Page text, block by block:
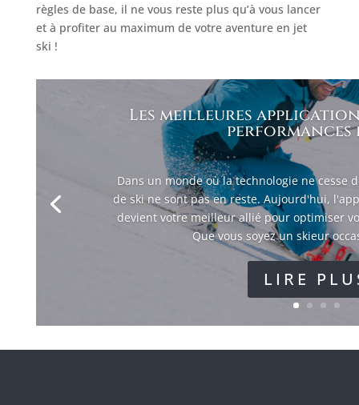
règles de base, il ne vous reste plus qu’à vous lancer
et à profiter au maximum de votre aventure en jet
ski !
Les meilleures
performances
Dans un monde où la technologie ne cesse
de ski ne sont pas en reste. Aujourd'hui,
devient votre meilleur allié pour optimiser
Que vous soyez un skieur
LIRE